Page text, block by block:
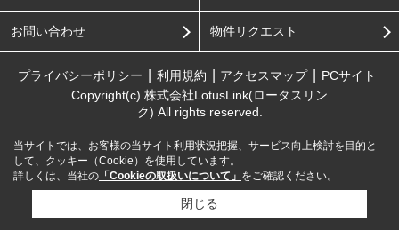
お問い合わせ 物件リクエスト
プライバシーポリシー 利用規約 アクセスマップ
PCサイト
Copyright(c) 株式会社LotusLink(ロータスリン
ク) All rights reserved.
当サイトでは、お客様の当サイト利用状況把握、サービス向上検討を目的と
して、クッキー（Cookie）を使用しています。
詳しくは、当社の 「Cookieの取扱いについて」 をご確認ください。
閉じる